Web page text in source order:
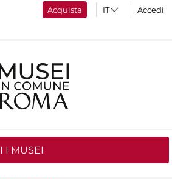
Acquista Accedi
I MUSEI